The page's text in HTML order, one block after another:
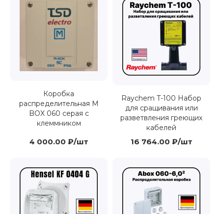
Коробка
распределительная M
BOX 060 серая с
клеммником
4 000.00 ₽/шт
Raychem T-100 Набор
для сращивания или
разветвления греющих
кабелей
16 764.00 ₽/шт